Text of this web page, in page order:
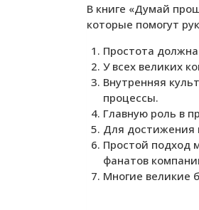
В книге «Думай
которые помогут
Простота
У всех великих
Внутренняя
процессы.
Главную роль в
Для достижения
Простой подход
фанатов
Многие великие